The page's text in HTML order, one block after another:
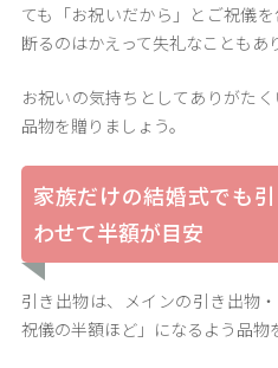
ても「お祝いだから」とご祝儀を
断るのはかえって失礼なこともあ
お祝いの気持ちとしてありがた
品物を贈りましょう。
家族だけの結婚式でも
わせて半額が目安
引き出物は、メインの引き出物
祝儀の半額ほど」になるよう品物